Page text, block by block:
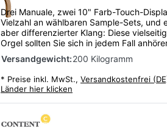
Drei Manuale, zwei 10" Farb-Touch-
Vielzahl an wählbaren Sample-Sets, und
aber differenzierter Klang: Diese
Orgel sollten Sie sich in jedem Fall
Versandgewicht:200 Kilogramm
* Preise inkl. MwSt., Versandkostenfrei
Länder hier klicken